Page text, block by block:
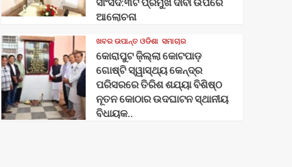
ଆଲୋଚନା
ଖବର ଉପାନ୍ତ ଓଡିଶା ସମାଚାର
କୋରାପୁଟ ଜ଼ିଲ୍ଲା କୋଟପାଡ଼
ଗୋଷ୍ଟି ସ୍ୱାସ୍ଥ୍ୟ କେନ୍ଦ୍ର
ପରିସରରେ ତିରିଶ ଶଯ୍ୟା ବିଶିଷ୍ଠ
ନୂତନ କୋଠାର ଉଦଘାଟନ ସ୍ଥାନୀୟ
ବିଧାୟକ..